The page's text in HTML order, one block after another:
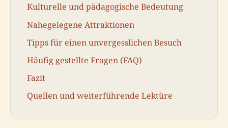
Kulturelle und pädagogische Bedeutung
Nahegelegene Attraktionen
Tipps für einen unvergesslichen Besuch
Häufig gestellte Fragen (FAQ)
Fazit
Quellen und weiterführende Lektüre